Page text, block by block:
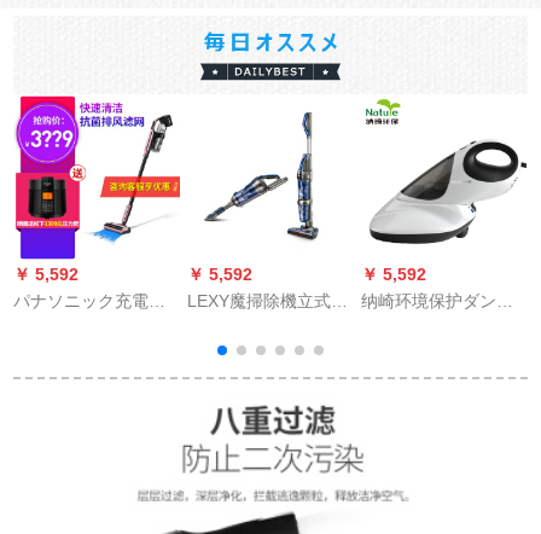
￥ 5,592
パナソニック充電式
大吸力家庭用掃除機L
￥ 5,592
LEXY魔掃除機立式無
ダニ家庭用M 93
￥ 5,592
纳崎环境保护ダンニ
ベド杀菌ダニ除去机